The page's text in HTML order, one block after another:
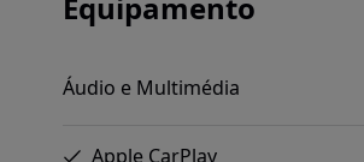
Áudio e Multimédia
Apple CarPlay